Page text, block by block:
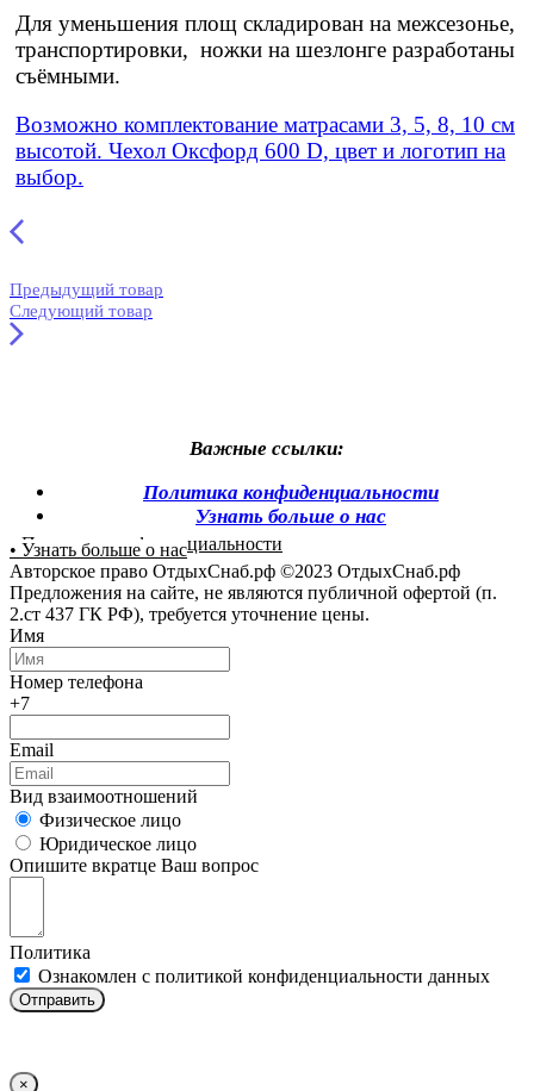
Для уменьшения площ складирован на межсезонье,
транспортировки, ножки на шезлонге разработаны
съёмными.
Возможно комплектование матрасами 3, 5, 8, 10 см
высотой. Чехол Оксфорд 600 D, цвет и логотип на
выбор.
Предыдущий товар
Следующий товар
Важные ссылки:
Политика конфиденциальности
Узнать больше о нас
• Политика конфиденциальности
• Узнать больше о нас
Авторское право ОтдыхСнаб.рф ©2023 ОтдыхСнаб.рф
Предложения на сайте, не являются публичной офертой (п.
2.ст 437 ГК РФ), требуется уточнение цены.
Имя
Номер телефона
+7
Email
Вид взаимоотношений
Физическое лицо
Юридическое лицо
Опишите вкратце Ваш вопрос
Политика
Ознакомлен с политикой конфиденциальности данных
Отправить
×